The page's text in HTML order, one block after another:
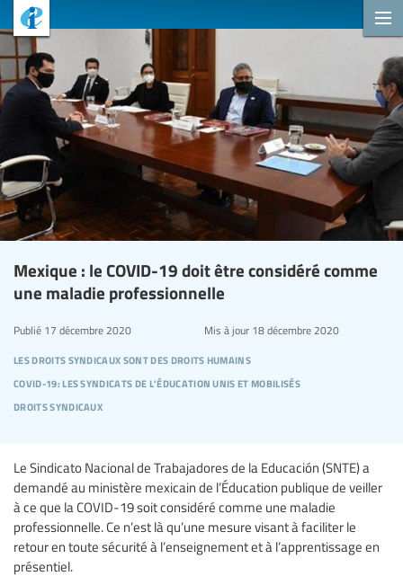
Mexique : le COVID-19 doit être considéré comme
une maladie professionnelle
les droits syndicaux sont des droits humains
covid-19: les syndicats de l'éducation unis et mobilisés
droits syndicaux
Publié 17 décembre 2020 Mis à jour18 décembre 2020
Le Sindicato Nacional de Trabajadores de la Educación (SNTE) a
demandé au ministère mexicain de l’Éducation publique de veiller
à ce que la COVID-19 soit considéré comme une maladie
professionnelle. Ce n’est là qu’une mesure visant à faciliter le
retour en toute sécurité à l’enseignement et à l’apprentissage en
présentiel.